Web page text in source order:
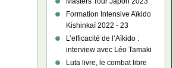
Formation Intensive Aïkido
Kishinkaï 2022 - 23
L’efficacité de l’Aïkido :
interview avec Léo Tamaki
Luta livre, le combat libre